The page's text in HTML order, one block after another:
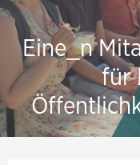
Eine_n
für